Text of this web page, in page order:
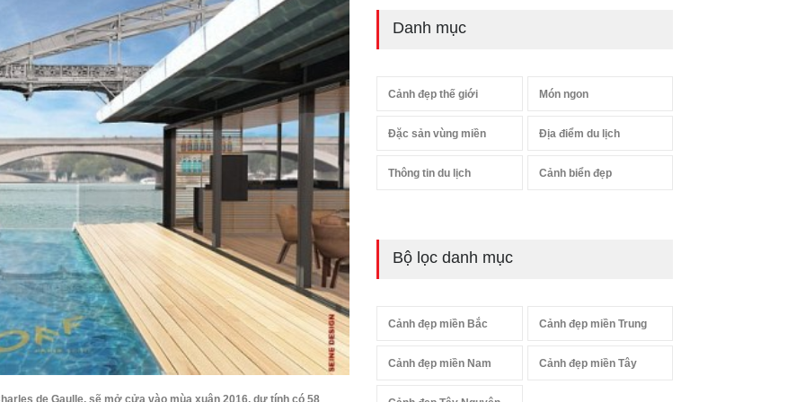
Danh mục
Cảnh đẹp thế giới Món ngon
Đặc sản vùng miền Địa điểm du lịch
Thông tin du lịch Cảnh biển đẹp
Bộ lọc danh mục
Cảnh đẹp miền Bắc Cảnh đẹp miền Trung
Cảnh đẹp miền Nam Cảnh đẹp miền Tây